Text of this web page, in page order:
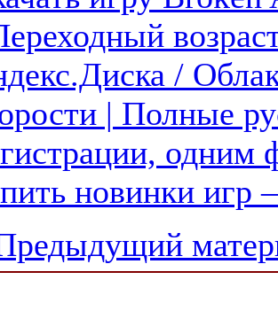
/
| Полные
одним
новинки